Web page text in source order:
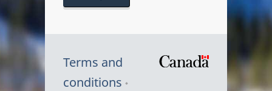
Terms and
conditions
Symbole